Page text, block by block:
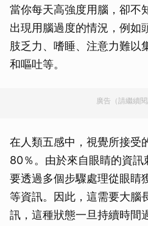
當你每天高強度用腦，卻不
出現用腦過度的情況，例如
肢乏力、嗜睡、注意力難以
和嘔吐等。
廣告（請繼續閱
在人類五感中，視覺所接受
80％。由於來自眼睛的資
要透過多個步驟處理從眼睛
等資訊。因此，這需要大腦
訊，這種狀態一旦持續時間